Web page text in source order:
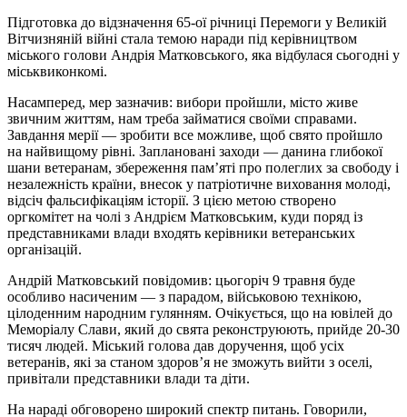
Підготовка до відзначення 65-ої річниці Перемоги у Великій
Вітчизняній війні стала темою наради під керівництвом
міського голови Андрія Матковського, яка відбулася сьогодні у
міськвиконкомі.
Насамперед, мер зазначив: вибори пройшли, місто живе
звичним життям, нам треба займатися своїми справами.
Завдання мерії — зробити все можливе, щоб свято пройшло
на найвищому рівні. Заплановані заходи — данина глибокої
шани ветеранам, збереження пам’яті про полеглих за свободу і
незалежність країни, внесок у патріотичне виховання молоді,
відсіч фальсифікаціям історії. З цією метою створено
оргкомітет на чолі з Андрієм Матковським, куди поряд із
представниками влади входять керівники ветеранських
організацій.
Андрій Матковський повідомив: цьогоріч 9 травня буде
особливо насиченим — з парадом, військовою технікою,
цілоденним народним гулянням. Очікується, що на ювілей до
Меморіалу Слави, який до свята реконструюють, прийде 20-30
тисяч людей. Міський голова дав доручення, щоб усіх
ветеранів, які за станом здоров’я не зможуть вийти з оселі,
привітали представники влади та діти.
На нараді обговорено широкий спектр питань. Говорили,